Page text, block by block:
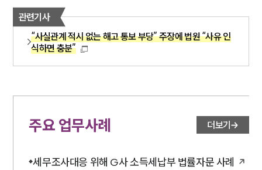
관련기사
“사실관계 적시 없는 해고 통보 부당” 주장에 법원 “사유 인
식하면 충분”
주요 업무사례 더보기
세무조사대응 위해 G사 소득세납부 법률자문 사례